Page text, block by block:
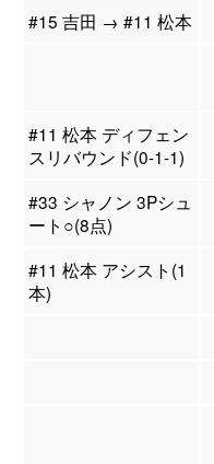
#15 吉田 → #11 松本
#11 松本 ディフェン
スリバウンド(0-1-1)
#33 シャノン 3Pシュ
ート○(8点)
#11 松本 アシスト(1
本)